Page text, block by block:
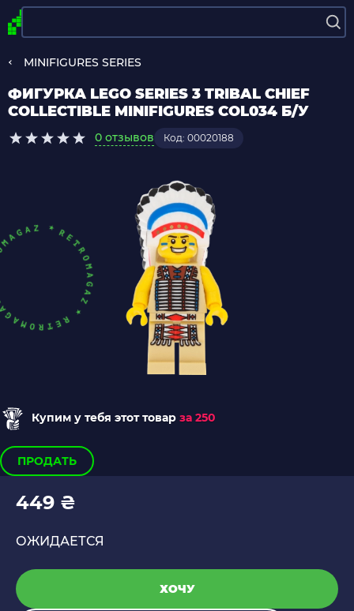
MINIFIGURES SERIES
ФИГУРКА LEGO SERIES 3 TRIBAL CHIEF
COLLECTIBLE MINIFIGURES COL034 Б/У
0 отзывов Код: 00020188
Купим у тебя этот товар за 250
ПРОДАТЬ
449 ₴
ОЖИДАЕТСЯ
ХОЧУ